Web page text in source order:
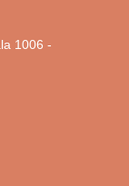
1006 -